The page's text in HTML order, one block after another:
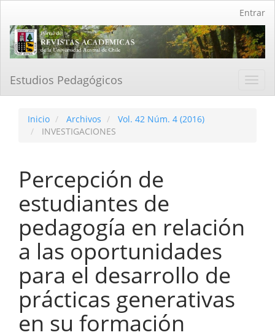
Contenido
principal
Barra
Entrar
Estudios Pedagógicos
Inicio Archivos
Vol. 42 Núm. 4 (2016)
INVESTIGACIONES
Percepción de
estudiantes de
pedagogía en relación
a las oportunidades
para el desarrollo de
prácticas generativas
en su formación